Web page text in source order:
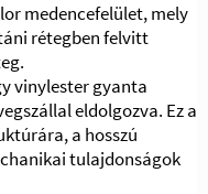
medencefelület, mely
rétegben felvitt
vinylester gyanta
eldolgozva. Ez a
a hosszú
tulajdonságok